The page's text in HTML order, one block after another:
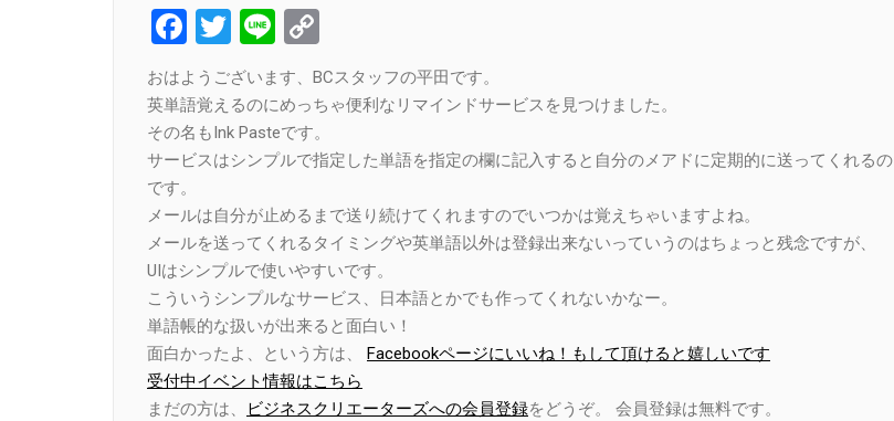
Facebook
Twitter
Line
Link
おはようございます、BCスタッフの平田です。
英単語覚えるのにめっちゃ便利なリマインドサービスを見つけました。
その名もInk Pasteです。
サービスはシンプルで指定した単語を指定の欄に記入すると自分のメアドに定期的に送ってくれるの
です。
メールは自分が止めるまで送り続けてくれますのでいつかは覚えちゃいますよね。
メールを送ってくれるタイミングや英単語以外は登録出来ないっていうのはちょっと残念ですが、
UIはシンプルで使いやすいです。
こういうシンプルなサービス、日本語とかでも作ってくれないかなー。
単語帳的な扱いが出来ると面白い！
面白かったよ、という方は、
Facebookページにいいね！もして頂けると嬉しいです
受付中イベント情報はこちら
まだの方は、
ビジネスクリエーターズへの会員登録をどうぞ。 会員登録は無料です。